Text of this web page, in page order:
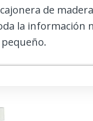
de
la información